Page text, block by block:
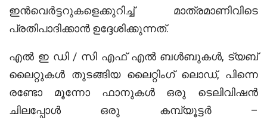
ഇൻവെർട്ടറുകളെക്കുറിച്ച് മാത്രമാണിവിടെ
പ്രതിപാദിക്കാൻ ഉദ്ദേശിക്കുന്നത്.
എൽ ഇ ഡി / സി എഫ് എൽ ബൾബുകൾ, ട്യബ്
ലൈറ്റുകൾ തുടങ്ങിയ ലൈറ്റിംഗ് ലൊഡ്, പിന്നെ
രണ്ടോ മൂന്നോ ഫാനുകൾ ഒരു ടെലിവിഷൻ
ചിലപ്പോൾ ഒരു കമ്പ്യൂട്ടർ –